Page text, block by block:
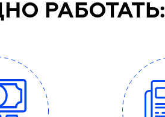
РАБОТАТЬ: